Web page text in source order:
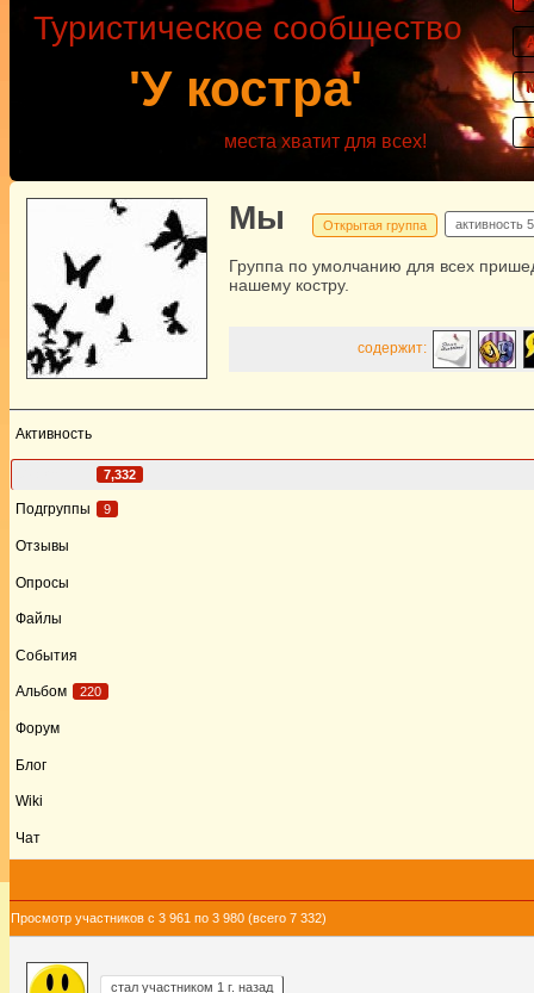
'У костра'
Туристическое сообщество
места хватит для всех!
Мы Открытая группа активность
Группа по умолчанию для всех
нашему костру.
содержит:
Активность
7,332
Подгруппы 9
Отзывы
Опросы
Файлы
События
Альбом 220
Форум
Блог
Wiki
Чат
Просмотр участников с 3 961 по 3 980 (всего 7 332)
стал участником 1 г. назад